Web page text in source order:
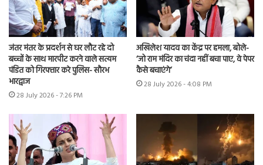
जंतर मंतर के प्रदर्शन से घर लौट रहे दो
बच्चों के साथ मारपीट करने वाले सत्यम
पंडित को गिरफ्तार करे पुलिस- सौरभ
भारद्वाज
28 July 2026 - 7:26 PM
अखिलेश यादव का केंद्र पर हमला, बोले-
‘जो राम मंदिर का चंदा नहीं बचा पाए, वे पेपर
कैसे बचाएंगे’
28 July 2026 - 4:08 PM